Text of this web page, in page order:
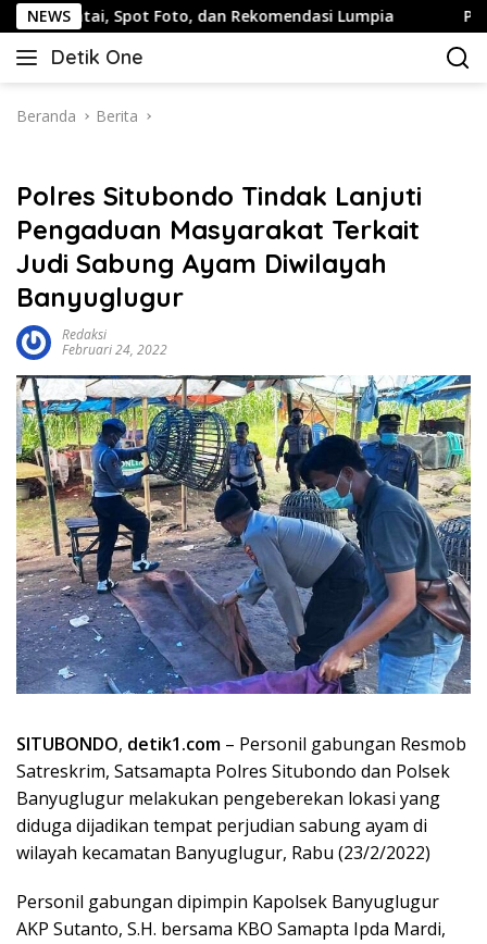
Langsung
ke
konten
NEWS
Foto, dan Rekomendasi Lumpia Panduan
Detik One
Tajam
Fakta
Beranda Berita
Polres Situbondo Tindak Lanjuti
Pengaduan Masyarakat Terkait
Judi Sabung Ayam Diwilayah
Banyuglugur
Redaksi
Februari 24, 2022
SITUBONDO, detik1.com – Personil gabungan Resmob
Satreskrim, Satsamapta Polres Situbondo dan Polsek
Banyuglugur melakukan pengeberekan lokasi yang
diduga dijadikan tempat perjudian sabung ayam di
wilayah kecamatan Banyuglugur, Rabu (23/2/2022)
Personil gabungan dipimpin Kapolsek Banyuglugur
AKP Sutanto, S.H. bersama KBO Samapta Ipda Mardi,